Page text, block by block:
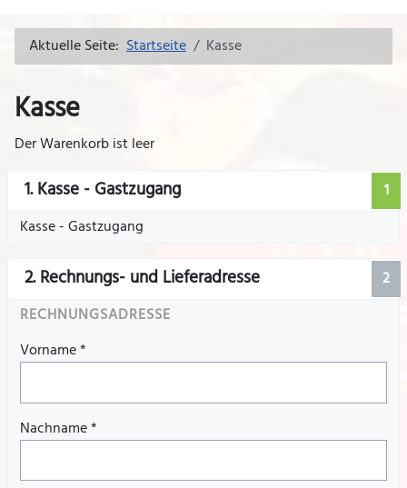
Aktuelle Seite: Startseite Kasse
Kasse
Der Warenkorb ist leer
1
1. Kasse - Gastzugang
Kasse - Gastzugang
2
2. Rechnungs- und Lieferadresse
RECHNUNGSADRESSE
Vorname*
Nachname*